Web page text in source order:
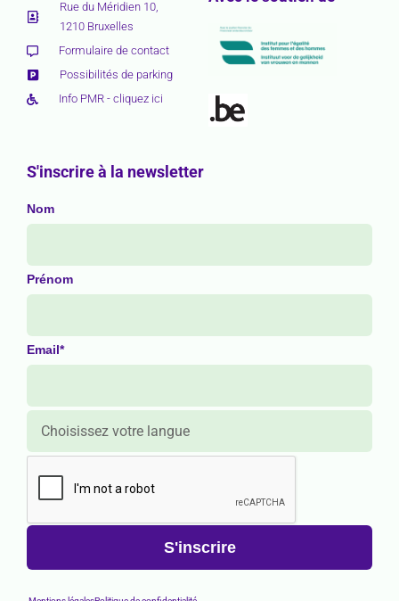
Rue du Méridien 10,
1210 Bruxelles
Formulaire de contact
Possibilités de parking
Info PMR - cliquez ici
S'inscrire à la newsletter
Nom
Prénom
Email*